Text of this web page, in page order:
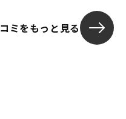
ミをもっと見る